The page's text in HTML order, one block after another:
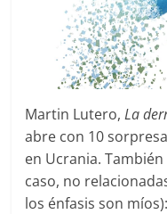
Martin Lutero,La
abre con 10
en Ucrania.
caso, no
los énfasis son